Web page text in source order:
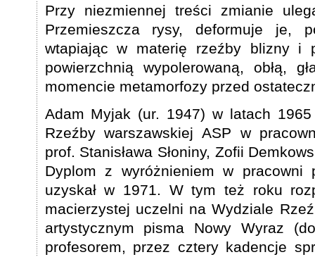
Przy niezmiennej treści zmianie
Przemieszcza rysy, deformuje je,
wtapiając w materię rzeźby blizny i
powierzchnią wypolerowaną, obłą,
momencie metamorfozy przed
Adam Myjak (ur. 1947) w latach
Rzeźby warszawskiej ASP w
prof. Stanisława Słoniny, Zofii
Dyplom z wyróżnieniem w pracowni
uzyskał w 1971. W tym też roku
macierzystej uczelni na Wydziale
artystycznym pisma Nowy Wyraz
profesorem, przez cztery kadencje